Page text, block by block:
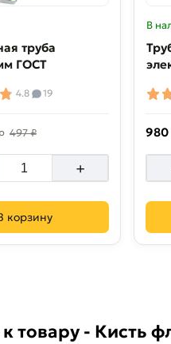
труба
ГОСТ
4.8 19
497 ₽
+
корзину
В
980
товару - Кисть